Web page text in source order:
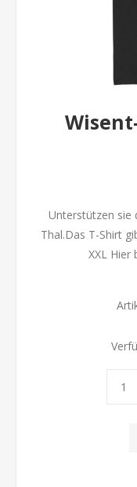
Unterstützen sie
Thal.Das T-Shirt
XXL Hier